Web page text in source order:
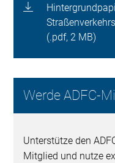
(.pdf, 2 MB)
Werde ADFC-
Unterstütze den
Mitglied und nutze